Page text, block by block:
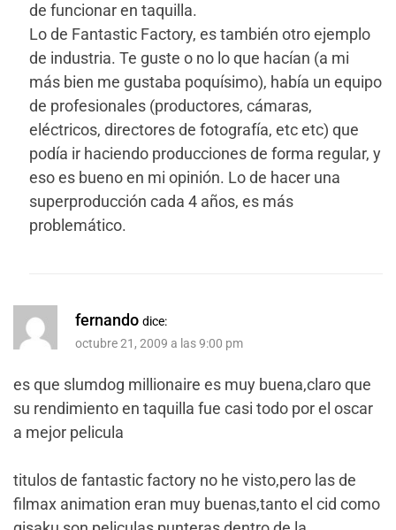
de funcionar en taquilla.
Lo de Fantastic Factory, es también otro ejemplo
de industria. Te guste o no lo que hacían (a mi
más bien me gustaba poquísimo), había un equipo
de profesionales (productores, cámaras,
eléctricos, directores de fotografía, etc etc) que
podía ir haciendo producciones de forma regular, y
eso es bueno en mi opinión. Lo de hacer una
superproducción cada 4 años, es más
problemático.
fernando dice:
octubre 21, 2009 a las 9:00 pm
es que slumdog millionaire es muy buena,claro que
su rendimiento en taquilla fue casi todo por el oscar
a mejor pelicula
titulos de fantastic factory no he visto,pero las de
filmax animation eran muy buenas,tanto el cid como